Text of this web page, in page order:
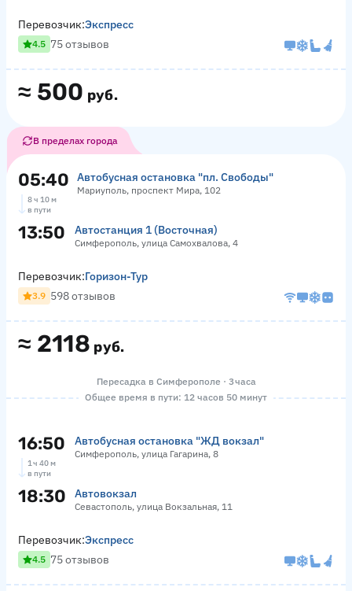
≈ 500 руб.
Перевозчик:Экспресс
4.5 75 отзывов
В пределах города
05:40 Автобусная остановка "пл. Свободы"
Мариуполь, проспект Мира, 102
8 ч 10 м
в пути
13:50 Автостанция 1 (Восточная)
Симферополь, улица Самохвалова, 4
≈ 2118 руб.
Перевозчик:Горизон-Тур
3.9 598 отзывов
Пересадка в Симферополе · 3 часа
Общее время в пути: 12 часов 50 минут
16:50 Автобусная остановка "ЖД вокзал"
Симферополь, улица Гагарина, 8
1 ч 40 м
в пути
18:30 Автовокзал
Севастополь, улица Вокзальная, 11
Перевозчик:Экспресс
4.5 75 отзывов